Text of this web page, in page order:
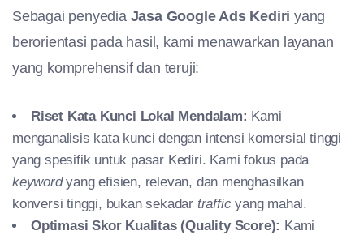
Sebagai penyedia Jasa Google Ads Kediri yang
berorientasi pada hasil, kami menawarkan layanan
yang komprehensif dan teruji:
Riset Kata Kunci Lokal Mendalam: Kami
menganalisis kata kunci dengan intensi komersial tinggi
yang spesifik untuk pasar Kediri. Kami fokus pada
keywordyang efisien, relevan, dan menghasilkan
konversi tinggi, bukan sekadar trafficyang mahal.
Optimasi Skor Kualitas (Quality Score): Kami